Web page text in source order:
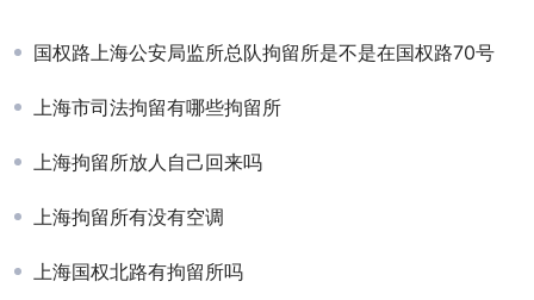
国权路上海公安局监所总队拘留所是不是在国权路70号
上海市司法拘留有哪些拘留所
上海拘留所放人自己回来吗
上海拘留所有没有空调
上海国权北路有拘留所吗